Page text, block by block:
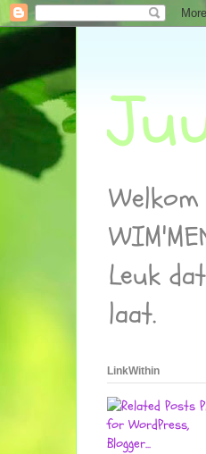
Leuk
laat.
LinkWithin